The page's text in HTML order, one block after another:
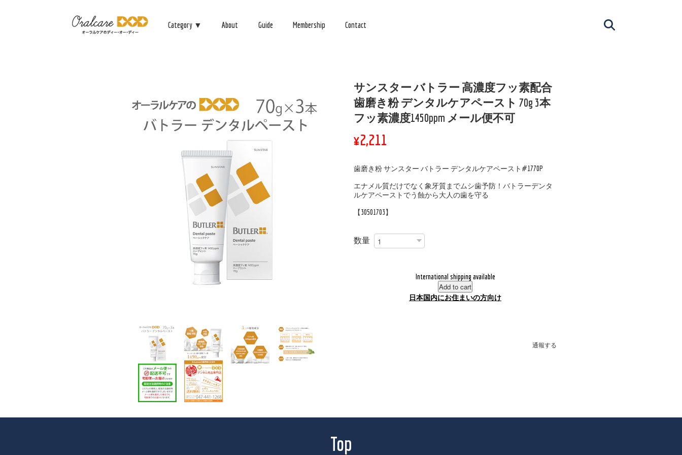
Category ▼ About Guide Membership Contact
サンスター バトラー 高濃度フッ素配合
歯磨き粉 デンタルケアペースト 70g 3本
フッ素濃度1450ppm メール便不可
¥2,211
歯磨き粉 サンスター バトラー デンタルケアペースト#1770P
エナメル質だけでなく象牙質までムシ歯予防！バトラーデンタ
ルケアペーストでう蝕から大人の歯を守る
【30501703】
数量
International shipping available
Add to cart
日本国内にお住まいの方向け
通報する
Top